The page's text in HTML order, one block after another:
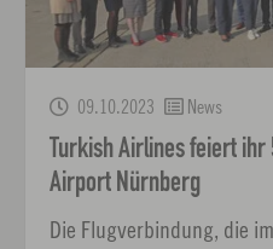
09.10.2023 News
Turkish Airlines feiert
Airport Nürnberg
Die Flugverbindung, die